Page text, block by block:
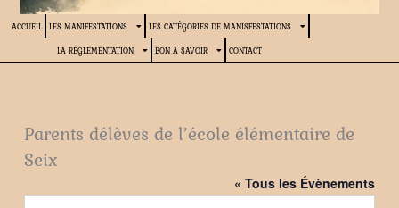
ACCUEIL LES MANIFESTATIONS LES CATÉGORIES DE MANISFESTATIONS
LA RÉGLEMENTATION BON À SAVOIR CONTACT
Parents délèves de l’école élémentaire de
Seix
« Tous les Évènements